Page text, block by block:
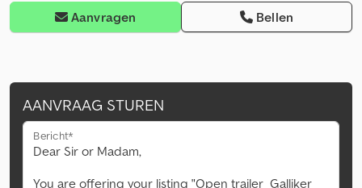
Aanvragen Bellen
AANVRAAG STUREN
Bericht*